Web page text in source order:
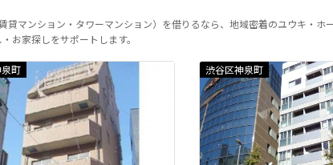
マンション・タワーマンション）を借りるなら、地域密着のユウキ・
お家探しをサポートします。
町 渋谷区神泉町